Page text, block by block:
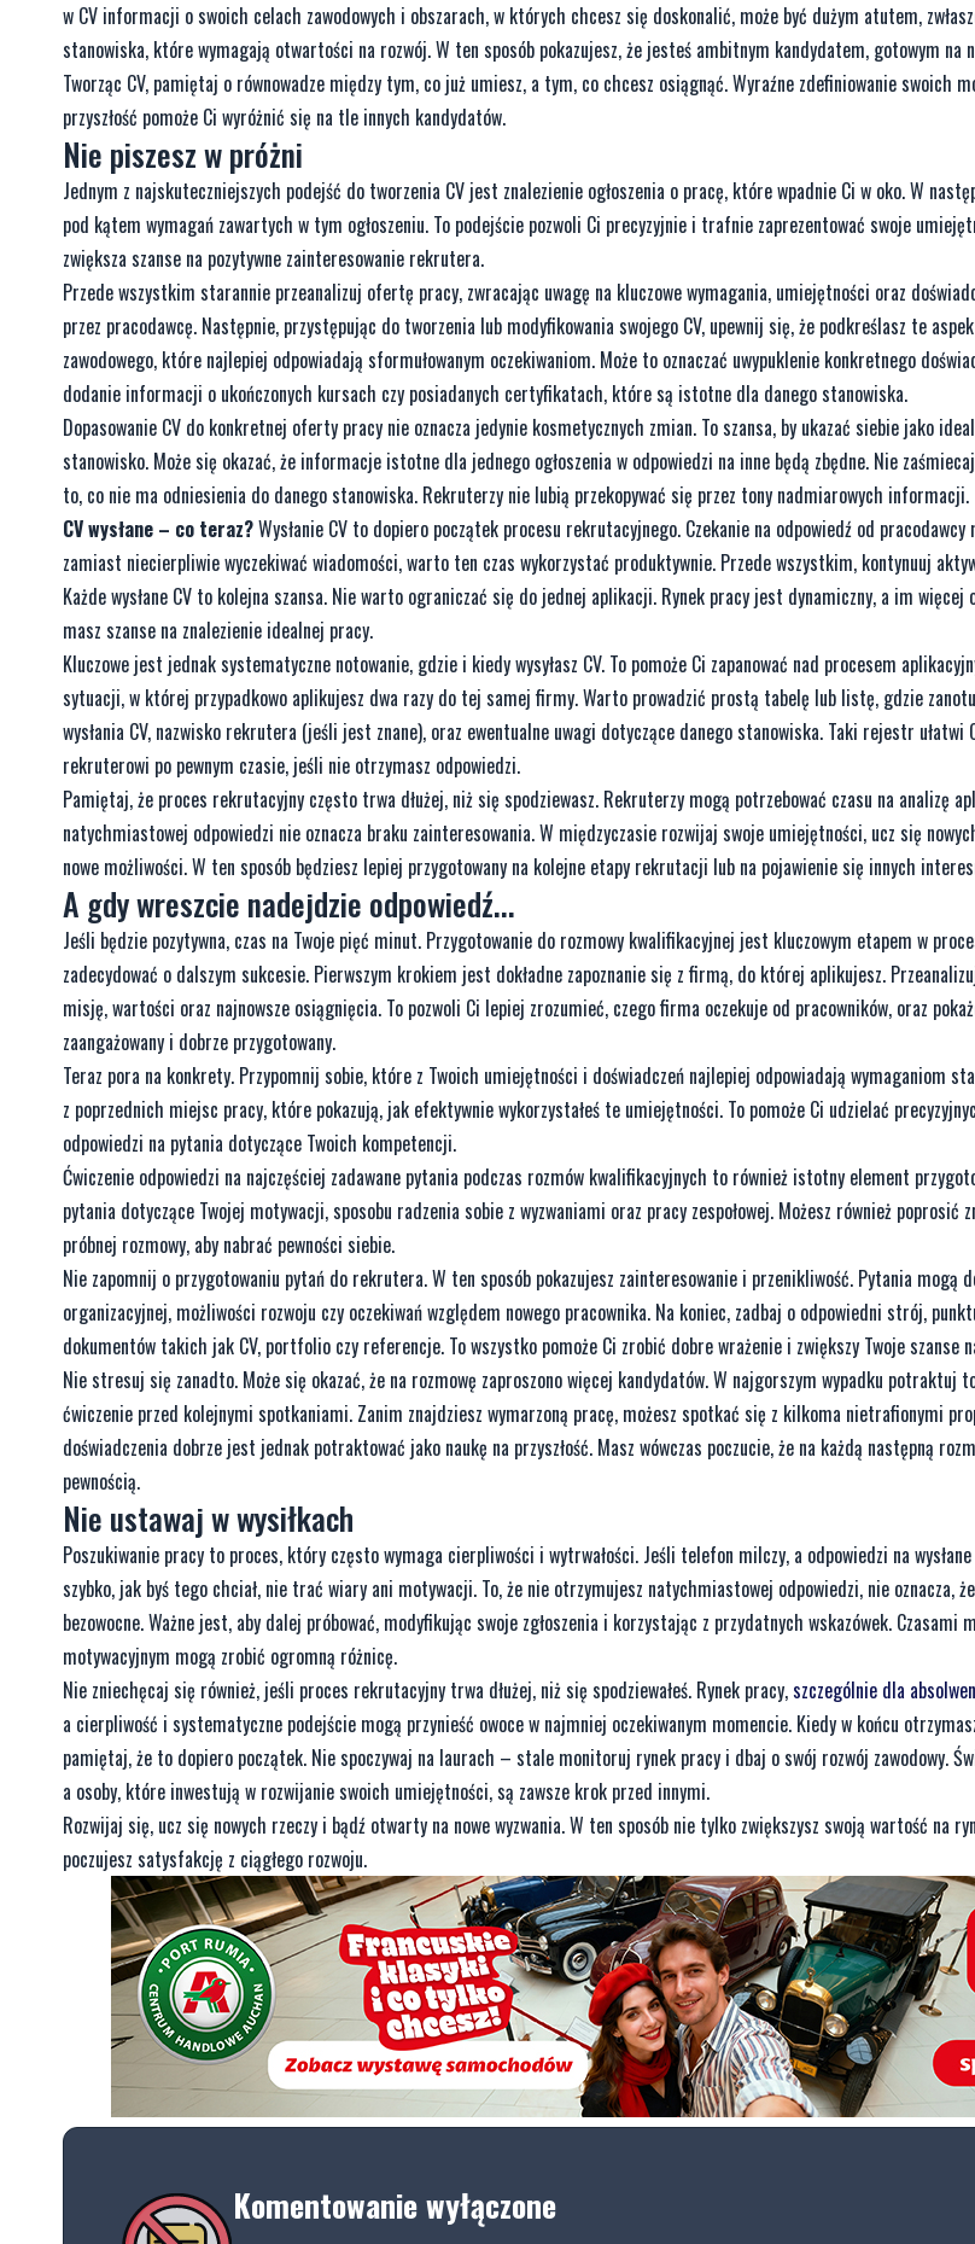
w CV informacji o swoich celach zawodowych i obszarach, w których chcesz się doskonalić, może być dużym atutem,
stanowiska, które wymagają otwartości na rozwój. W ten sposób pokazujesz, że jesteś ambitnym kandydatem, gotowym na
Tworząc CV, pamiętaj o równowadze między tym, co już umiesz, a tym, co chcesz osiągnąć. Wyraźne zdefiniowanie swoich
przyszłość pomoże Ci wyróżnić się na tle innych kandydatów.
Nie piszesz w próżni
Jednym z najskuteczniejszych podejść do tworzenia CV jest znalezienie ogłoszenia o pracę, które wpadnie Ci w oko. W
pod kątem wymagań zawartych w tym ogłoszeniu. To podejście pozwoli Ci precyzyjnie i trafnie zaprezentować swoje
zwiększa szanse na pozytywne zainteresowanie rekrutera.
Przede wszystkim starannie przeanalizuj ofertę pracy, zwracając uwagę na kluczowe wymagania, umiejętności oraz
przez pracodawcę. Następnie, przystępując do tworzenia lub modyfikowania swojego CV, upewnij się, że podkreślasz te
zawodowego, które najlepiej odpowiadają sformułowanym oczekiwaniom. Może to oznaczać uwypuklenie konkretnego
dodanie informacji o ukończonych kursach czy posiadanych certyfikatach, które są istotne dla danego stanowiska.
Dopasowanie CV do konkretnej oferty pracy nie oznacza jedynie kosmetycznych zmian. To szansa, by ukazać siebie jako
stanowisko. Może się okazać, że informacje istotne dla jednego ogłoszenia w odpowiedzi na inne będą zbędne. Nie
to, co nie ma odniesienia do danego stanowiska. Rekruterzy nie lubią przekopywać się przez tony nadmiarowych informacji.
CV wysłane – co teraz?Wysłanie CV to dopiero początek procesu rekrutacyjnego. Czekanie na odpowiedź od
zamiast niecierpliwie wyczekiwać wiadomości, warto ten czas wykorzystać produktywnie. Przede wszystkim, kontynuuj
Każde wysłane CV to kolejna szansa. Nie warto ograniczać się do jednej aplikacji. Rynek pracy jest dynamiczny, a im
masz szanse na znalezienie idealnej pracy.
Kluczowe jest jednak systematyczne notowanie, gdzie i kiedy wysyłasz CV. To pomoże Ci zapanować nad procesem
sytuacji, w której przypadkowo aplikujesz dwa razy do tej samej firmy. Warto prowadzić prostą tabelę lub listę, gdzie
wysłania CV, nazwisko rekrutera (jeśli jest znane), oraz ewentualne uwagi dotyczące danego stanowiska. Taki rejestr ułatwi
rekruterowi po pewnym czasie, jeśli nie otrzymasz odpowiedzi.
Pamiętaj, że proces rekrutacyjny często trwa dłużej, niż się spodziewasz. Rekruterzy mogą potrzebować czasu na analizę
natychmiastowej odpowiedzi nie oznacza braku zainteresowania. W międzyczasie rozwijaj swoje umiejętności, ucz się
nowe możliwości. W ten sposób będziesz lepiej przygotowany na kolejne etapy rekrutacji lub na pojawienie się innych
A gdy wreszcie nadejdzie odpowiedź...
Jeśli będzie pozytywna, czas na Twoje pięć minut. Przygotowanie do rozmowy kwalifikacyjnej jest kluczowym etapem w
zadecydować o dalszym sukcesie. Pierwszym krokiem jest dokładne zapoznanie się z firmą, do której aplikujesz.
misję, wartości oraz najnowsze osiągnięcia. To pozwoli Ci lepiej zrozumieć, czego firma oczekuje od pracowników, oraz
zaangażowany i dobrze przygotowany.
Teraz pora na konkrety. Przypomnij sobie, które z Twoich umiejętności i doświadczeń najlepiej odpowiadają wymaganiom
z poprzednich miejsc pracy, które pokazują, jak efektywnie wykorzystałeś te umiejętności. To pomoże Ci udzielać
odpowiedzi na pytania dotyczące Twoich kompetencji.
Ćwiczenie odpowiedzi na najczęściej zadawane pytania podczas rozmów kwalifikacyjnych to również istotny element
pytania dotyczące Twojej motywacji, sposobu radzenia sobie z wyzwaniami oraz pracy zespołowej. Możesz również poprosić
próbnej rozmowy, aby nabrać pewności siebie.
Nie zapomnij o przygotowaniu pytań do rekrutera. W ten sposób pokazujesz zainteresowanie i przenikliwość. Pytania mogą
organizacyjnej, możliwości rozwoju czy oczekiwań względem nowego pracownika. Na koniec, zadbaj o odpowiedni strój,
dokumentów takich jak CV, portfolio czy referencje. To wszystko pomoże Ci zrobić dobre wrażenie i zwiększy Twoje szanse
Nie stresuj się zanadto. Może się okazać, że na rozmowę zaproszono więcej kandydatów. W najgorszym wypadku potraktuj
ćwiczenie przed kolejnymi spotkaniami. Zanim znajdziesz wymarzoną pracę, możesz spotkać się z kilkoma nietrafionymi
doświadczenia dobrze jest jednak potraktować jako naukę na przyszłość. Masz wówczas poczucie, że na każdą następną
pewnością.
Nie ustawaj w wysiłkach
Poszukiwanie pracy to proces, który często wymaga cierpliwości i wytrwałości. Jeśli telefon milczy, a odpowiedzi na
szybko, jak byś tego chciał, nie trać wiary ani motywacji. To, że nie otrzymujesz natychmiastowej odpowiedzi, nie oznacza,
bezowocne. Ważne jest, aby dalej próbować, modyfikując swoje zgłoszenia i korzystając z przydatnych wskazówek. Czasami
motywacyjnym mogą zrobić ogromną różnicę.
Nie zniechęcaj się również, jeśli proces rekrutacyjny trwa dłużej, niż się spodziewałeś. Rynek pracy,szczególnie dla
a cierpliwość i systematyczne podejście mogą przynieść owoce w najmniej oczekiwanym momencie. Kiedy w końcu
pamiętaj, że to dopiero początek. Nie spoczywaj na laurach – stale monitoruj rynek pracy i dbaj o swój rozwój zawodowy.
a osoby, które inwestują w rozwijanie swoich umiejętności, są zawsze krok przed innymi.
Rozwijaj się, ucz się nowych rzeczy i bądź otwarty na nowe wyzwania. W ten sposób nie tylko zwiększysz swoją wartość na
poczujesz satysfakcję z ciągłego rozwoju.
Komentowanie wyłączone